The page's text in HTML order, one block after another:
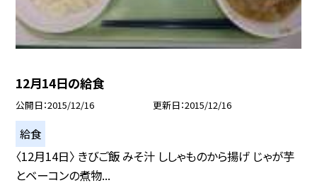
12月14日の給食
公開日 2015/12/16 更新日 2015/12/16
給食
〈12月14日〉 きびご飯 みそ汁 ししゃものから揚げ じゃが芋
とベーコンの煮物...